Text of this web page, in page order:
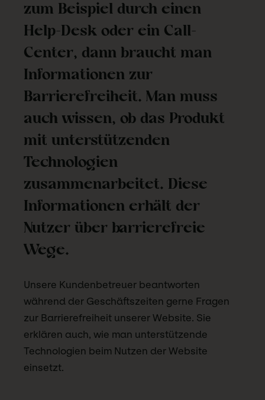
zum Beispiel durch einen
Help-Desk oder ein Call-
Center, dann braucht man
Informationen zur
Barrierefreiheit. Man muss
auch wissen, ob das Produkt
mit unterstützenden
Technologien
zusammenarbeitet. Diese
Informationen erhält der
Nutzer über barrierefreie
Wege.
Unsere Kundenbetreuer beantworten
während der Geschäftszeiten gerne Fragen
zur Barrierefreiheit unserer Website. Sie
erklären auch, wie man unterstützende
Technologien beim Nutzen der Website
einsetzt.